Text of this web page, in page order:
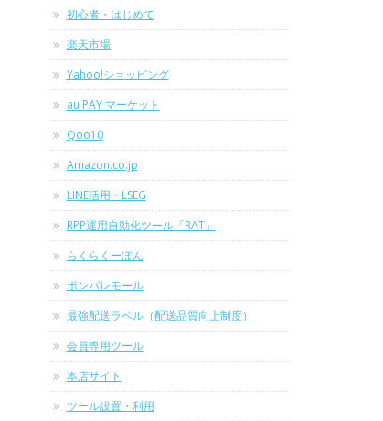
初心者・はじめて
楽天市場
Yahoo!ショッピング
au PAY マーケット
Qoo10
Amazon.co.jp
LINE活用・LSEG
RPP運用自動化ツール「RAT」
らくらくーぽん
ポンパレモール
最強配送ラベル（配送品質向上制度）
会員専用ツール
本店サイト
ツール設置・利用